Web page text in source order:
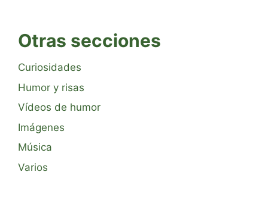
Otras secciones
Curiosidades
Humor y risas
Vídeos de humor
Imágenes
Música
Varios